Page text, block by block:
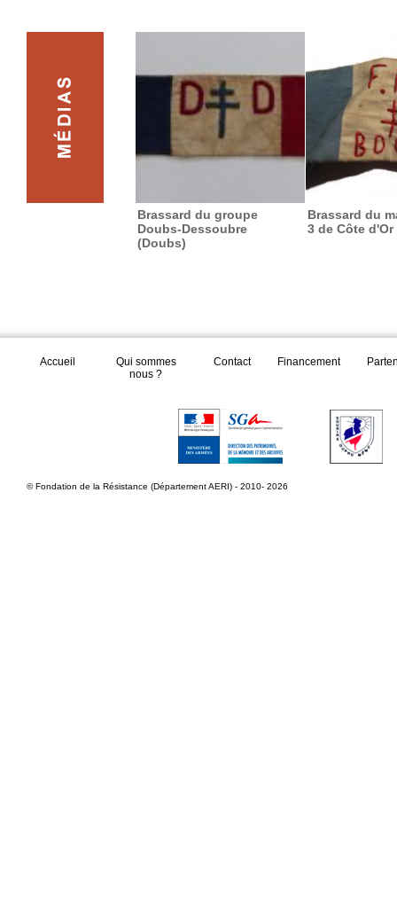
Brassard du groupe
Doubs-Dessoubre
(Doubs)
Brassard du
3 de Côte d'Or
Accueil
Qui sommes
nous ?
Contact Financement
© Fondation de la Résistance (Département AERI) - 2010- 2026